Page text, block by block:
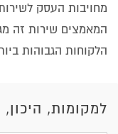
מחויבות העסק
המאמצים שירות זה
הלקוחות הגבוהות
למקומות,